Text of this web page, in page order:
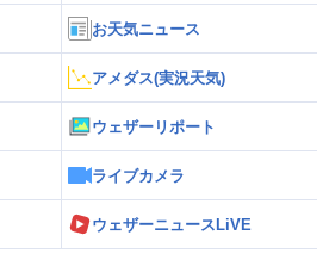
お天気ニュース
アメダス(実況天気)
ウェザーリポート
ライブカメラ
ウェザーニュースLiVE